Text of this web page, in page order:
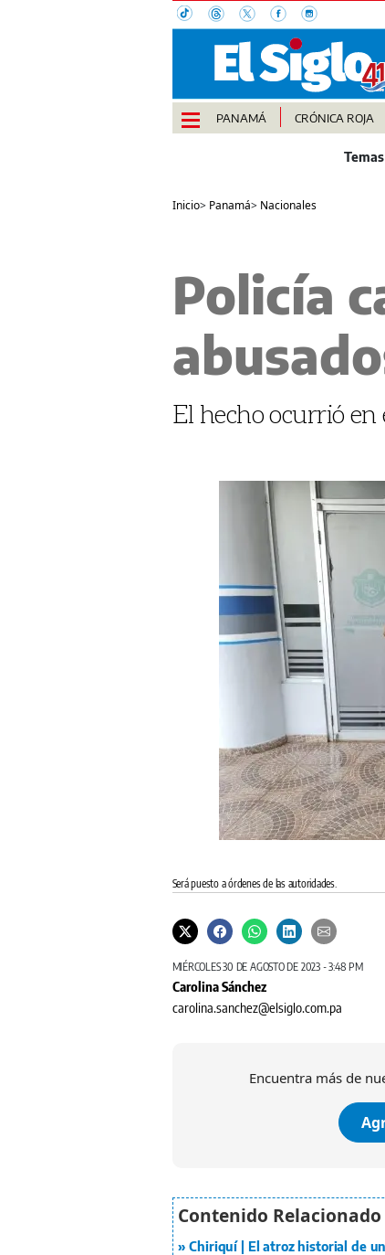
PANAMÁ CRÓNICA ROJA
Inicio> Panamá> Nacionales
Policía
El hecho ocurrió en
Será puesto a órdenes de las autoridades.
MIÉRCOLES 30 DE AGOSTO DE 2023 - 3:48 PM
Carolina Sánchez
carolina.sanchez@elsiglo.com.pa
Encuentra más de
Chiriquí | El atroz historial de